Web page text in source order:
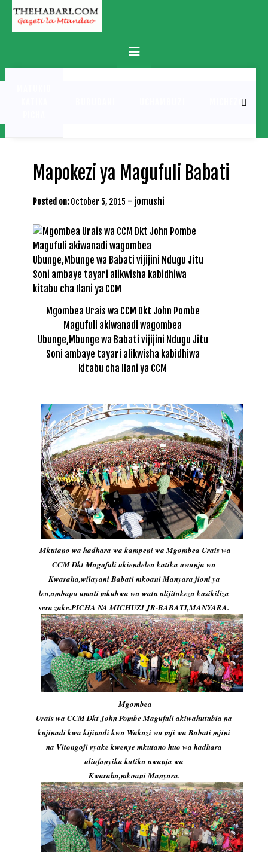
Skip
content
Primary
Menu
MICHEZO
Mapokezi ya Magufuli Babati
Posted on: October 5, 2015 - jomushi
Mgombea Urais wa CCM Dkt John Pombe
Magufuli akiwanadi wagombea
Ubunge,Mbunge wa Babati vijijini Ndugu Jitu
Soni ambaye tayari alikwisha kabidhiwa
kitabu cha Ilani ya CCM
Mkutano wa hadhara wa kampeni wa Mgombea Urais wa
CCM Dkt Magufuli ukiendelea katika uwanja wa
Kwaraha,wilayani Babati mkoani Manyara jioni ya
leo,ambapo umati mkubwa wa watu ulijitokeza kusikiliza
sera zake.PICHA NA MICHUZI JR-BABATI,MANYARA.
Mgombea
Urais wa CCM Dkt John Pombe Magufuli akiwahutubia na
kujinadi kwa kijinadi kwa Wakazi wa mji wa Babati mjini
na Vitongoji vyake kwenye mkutano huo wa hadhara
uliofanyika katika uwanja wa
Kwaraha,mkoani Manyara.